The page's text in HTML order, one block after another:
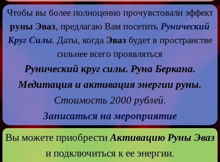
Чтобы вы более полноценно прочувстовали эффект
руны Эваз, предлагаю Вам посетить Рунический
Круг Силы. Даты, когда Эвазбудет в пространстве
сильнее всего проявляться
Рунический круг силы. Руна Беркана.
Медитация и активация энергии руны.
Стоимость 2000 рублей.
Записаться на мероприятие
Вы можете приобрестиАктивацию Руны Эваз
и подключиться к ее энергии.